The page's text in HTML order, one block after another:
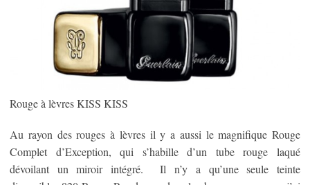
Rouge à lèvres KISS KISS
Au rayon des rouges à lèvres il y a aussi le magnifique Rouge
Complet d’Exception, qui s’habille d’un tube rouge laqué
dévoilant un miroir intégré. Il n’y a qu’une seule teinte